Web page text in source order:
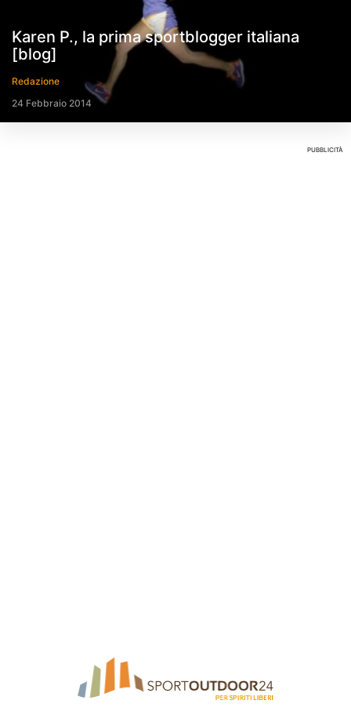
Karen P., la prima sportblogger italiana
[blog]
Redazione
24 Febbraio 2014
PUBBLICITÀ